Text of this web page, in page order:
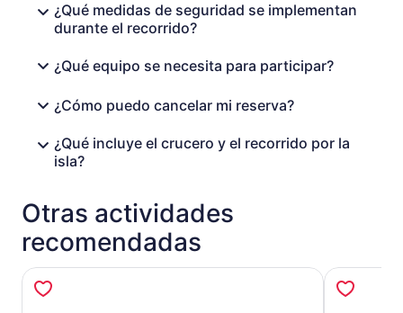
¿Qué medidas de seguridad se implementan
durante el recorrido?
¿Qué equipo se necesita para participar?
¿Cómo puedo cancelar mi reserva?
¿Qué incluye el crucero y el recorrido por la
isla?
Otras actividades
recomendadas